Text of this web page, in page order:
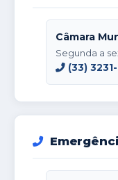
Câmara
Segunda a
(33) 3231-